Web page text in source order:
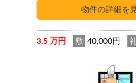
3.5 万円 敷 40,000円